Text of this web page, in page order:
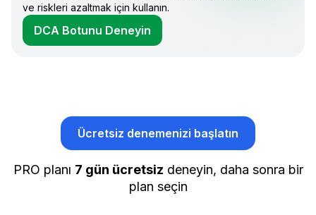
ve riskleri azaltmak için kullanın.
DCA Botunu Deneyin
Ücretsiz denemenizi başlatın
PRO planı 7 gün ücretsiz deneyin, daha sonra bir
plan seçin